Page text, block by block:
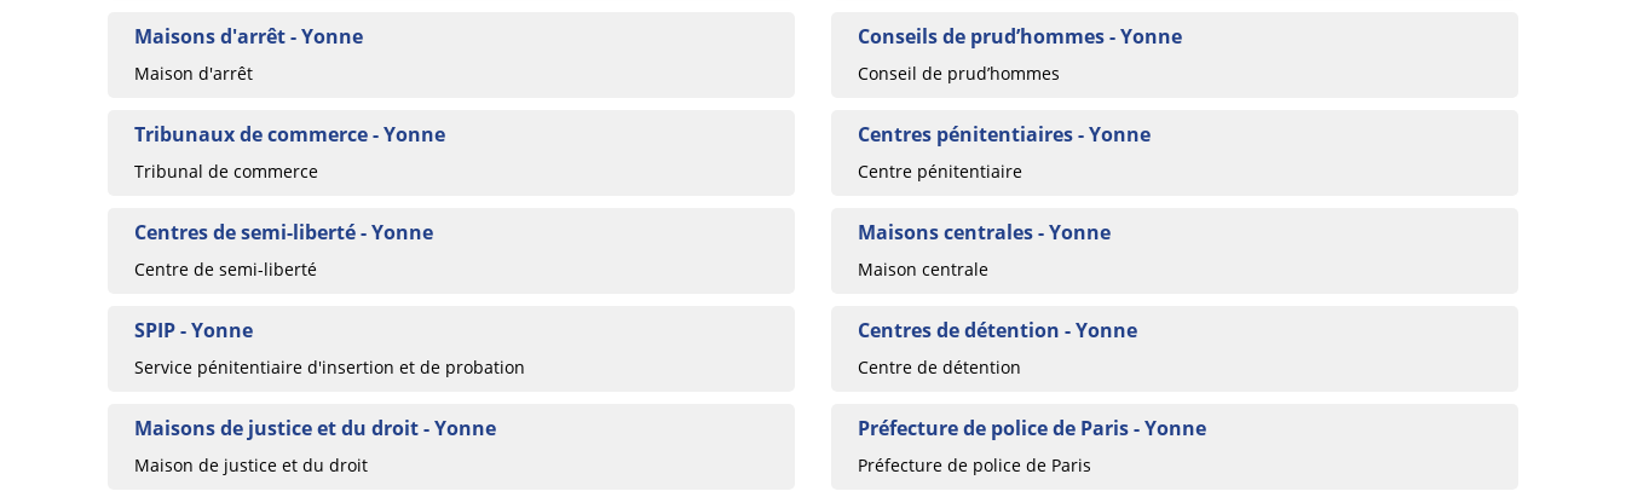
Maisons d'arrêt - Yonne
Maison d'arrêt
Conseils de prud’hommes - Yonne
Conseil de prud’hommes
Tribunaux de commerce - Yonne
Tribunal de commerce
Centres pénitentiaires - Yonne
Centre pénitentiaire
Centres de semi-liberté - Yonne
Centre de semi-liberté
Maisons centrales - Yonne
Maison centrale
SPIP - Yonne
Service pénitentiaire d'insertion et de probation
Centres de détention - Yonne
Centre de détention
Maisons de justice et du droit - Yonne
Maison de justice et du droit
Préfecture de police de Paris - Yonne
Préfecture de police de Paris